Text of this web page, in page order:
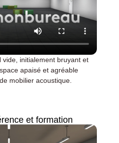
et formation
initialement bruyant et
apaisé et agréable
mobilier acoustique.